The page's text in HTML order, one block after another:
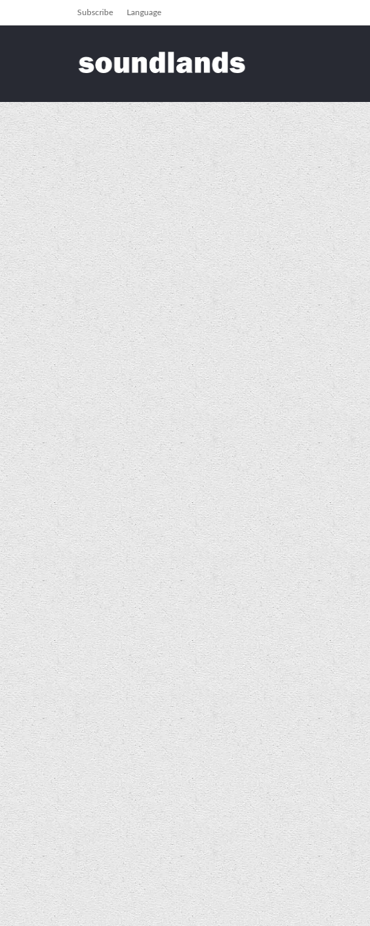
Subscribe Language
seindiroedd 2011 Mawrth
Archive for Mawrth, 2011
£500 opportunity for Welsh composer….